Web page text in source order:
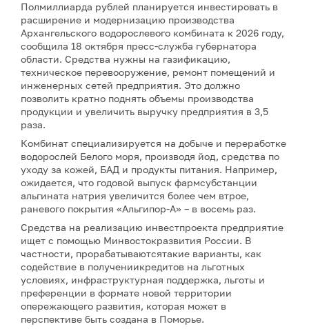
Полмиллиарда рублей планируется инвестировать в
расширение и модернизацию производства
Архангельского водорослевого комбината к 2026 году,
сообщила 18 октября пресс-служба губернатора
области. Средства нужны на газификацию,
техническое перевооружение, ремонт помещений и
инженерных сетей предприятия. Это должно
позволить кратно поднять объемы производства
продукции и увеличить выручку предприятия в 3,5
раза.
Комбинат специализируется на добыче и переработке
водорослей Белого моря, производя йод, средства по
уходу за кожей, БАД и продукты питания. Например,
ожидается, что годовой выпуск фармсубстанции
альгината натрия увеличится более чем втрое,
раневого покрытия «Альгипор-А» – в восемь раз.
Средства на реализацию инвестпроекта предприятие
ищет с помощью Минвостокразвития России. В
частности, прорабатываютсятакие варианты, как
содействие в получениикредитов на льготных
условиях, инфраструктурная поддержка, льготы и
преференции в формате новой территории
опережающего развития, которая может в
перспективе быть создана в Поморье.